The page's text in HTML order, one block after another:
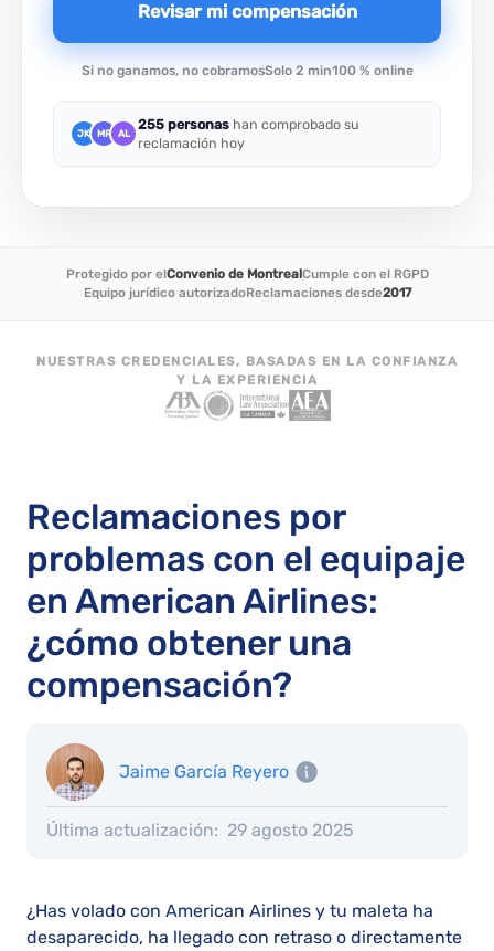
Revisar mi compensación
Si no ganamos, no cobramosSolo 2 min100 % online
JK MR AL
255 personas han comprobado su
reclamación hoy
Protegido por elConvenio de MontrealCumple con el RGPD
Equipo jurídico autorizadoReclamaciones desde2017
NUESTRAS CREDENCIALES, BASADAS EN LA CONFIANZA
Y LA EXPERIENCIA
Reclamaciones por
problemas con el equipaje
en American Airlines:
¿cómo obtener una
compensación?
Jaime García Reyero
Última actualización: 29 agosto 2025
¿Has volado con American Airlines y tu maleta ha
desaparecido, ha llegado con retraso o directamente